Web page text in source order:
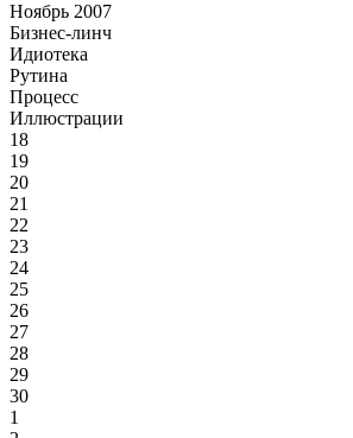
Ноябрь 2007
Бизнес-линч
Идиотека
Рутина
Процесс
Иллюстрации
18
19
20
21
22
23
24
25
26
27
28
29
30
1